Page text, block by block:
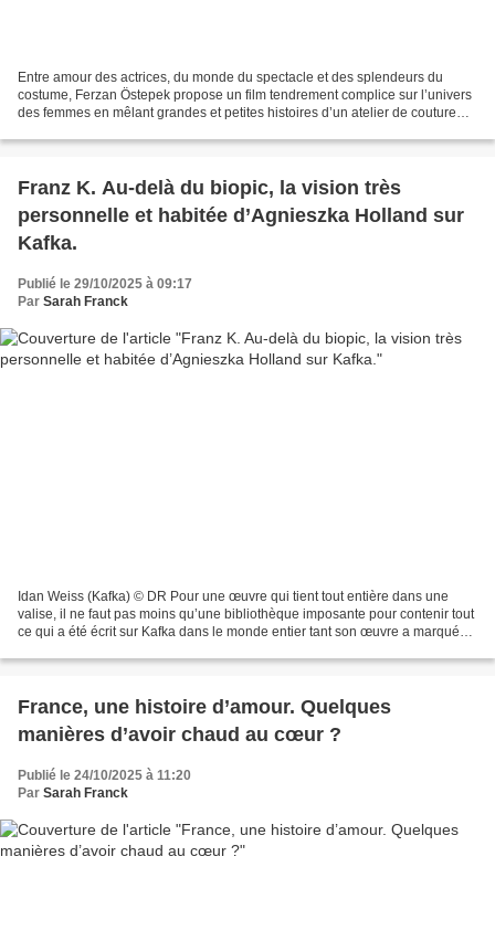
Entre amour des actrices, du monde du spectacle et des splendeurs du
costume, Ferzan Östepek propose un film tendrement complice sur l’univers
des femmes en mêlant grandes et petites histoires d’un atelier de couture
Franz K. Au-delà du biopic, la vision très
personnelle et habitée d’Agnieszka Holland sur
Kafka.
Publié le 29/10/2025 à 09:17
Par Sarah Franck
Idan Weiss (Kafka) © DR Pour une œuvre qui tient tout entière dans une
valise, il ne faut pas moins qu’une bibliothèque imposante pour contenir tout
ce qui a été écrit sur Kafka dans le monde entier tant son œuvre a marqué
France, une histoire d’amour. Quelques
manières d’avoir chaud au cœur ?
Publié le 24/10/2025 à 11:20
Par Sarah Franck